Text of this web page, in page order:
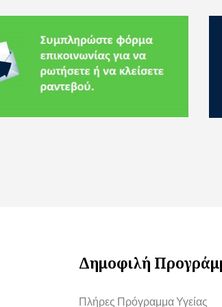
Δημοφιλή
Πλήρες Πρόγραμμα Υγείας